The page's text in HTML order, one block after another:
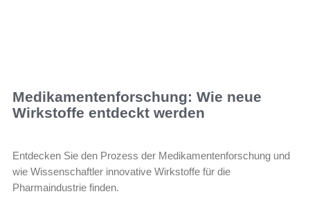
Medikamentenforschung: Wie neue
Wirkstoffe entdeckt werden
Entdecken Sie den Prozess der Medikamentenforschung und
wie Wissenschaftler innovative Wirkstoffe für die
Pharmaindustrie finden.